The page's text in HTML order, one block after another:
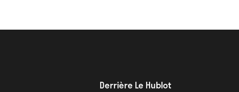
Derrière Le Hublot